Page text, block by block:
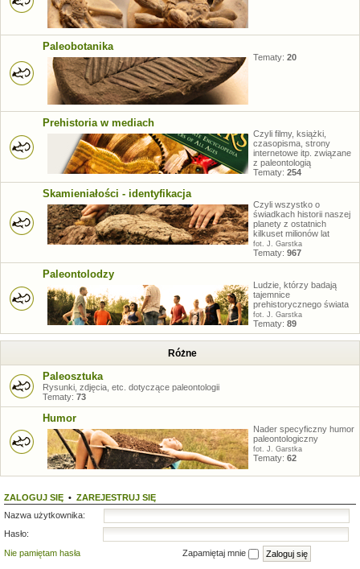
Paleobotanika
Tematy: 20
Prehistoria w mediach
Czyli filmy, książki,
czasopisma, strony
internetowe itp. związane
z paleontologią
Tematy: 254
Skamieniałości - identyfikacja
Czyli wszystko o
świadkach historii naszej
planety z ostatnich
kilkuset milionów lat
fot. J. Garstka
Tematy: 967
Paleontolodzy
Ludzie, którzy badają
tajemnice
prehistorycznego świata
fot. J. Garstka
Tematy: 89
Różne
Paleosztuka
Rysunki, zdjęcia, etc. dotyczące paleontologii
Tematy: 73
Humor
Nader specyficzny humor
paleontologiczny
fot. J. Garstka
Tematy: 62
ZALOGUJ SIĘ • ZAREJESTRUJ SIĘ
Nazwa użytkownika:
Hasło:
Nie pamiętam hasła
Zapamiętaj mnie